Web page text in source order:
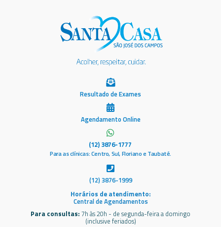
Resultado de Exames
Agendamento Online
(12) 3876-1777
Para as clínicas: Centro, Sul, Floriano e Taubaté.
(12) 3876-1999
Horários de atendimento:
Central de Agendamentos
Para consultas: 7h às 20h - de segunda-feira a domingo
(inclusive feriados)